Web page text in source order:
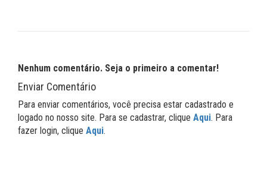
Nenhum comentário. Seja o primeiro a comentar!
Enviar Comentário
Para enviar comentários, você precisa estar cadastrado e
logado no nosso site. Para se cadastrar, clique Aqui. Para
fazer login, clique Aqui.